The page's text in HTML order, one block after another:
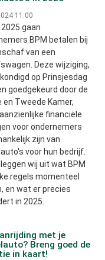
11:00
gaan
BPM betalen bij
van een
Deze wijziging,
op Prinsjesdag
goedgekeurd door de
en Tweede Kamer,
financiële
voor ondernemers
zijn van
voor hun bedrijf.
wij uit wat BPM
regels momenteel
en wat er precies
in 2025.
met je
Breng goed de
in kaart!